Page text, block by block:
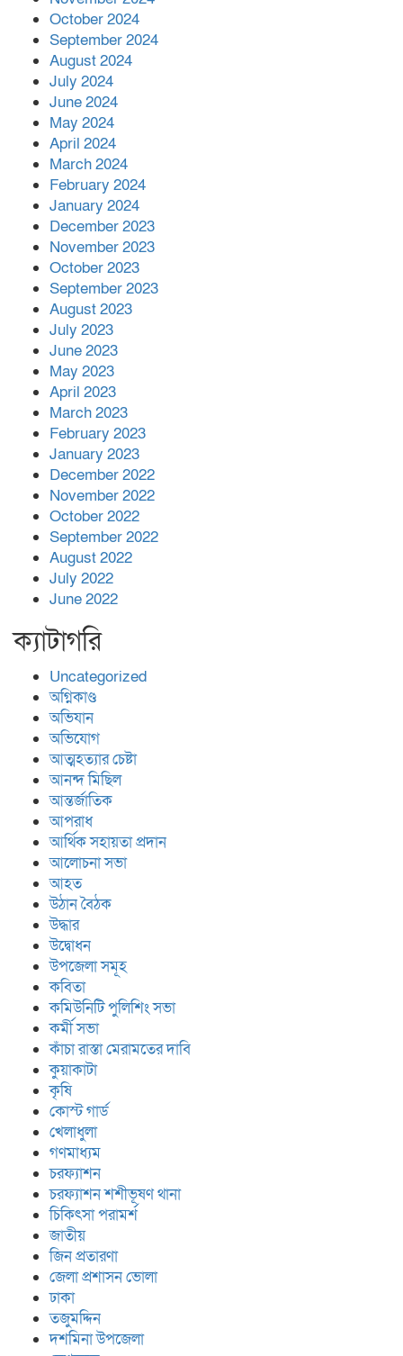
October 2024
September 2024
August 2024
July 2024
June 2024
May 2024
April 2024
March 2024
February 2024
January 2024
December 2023
November 2023
October 2023
September 2023
August 2023
July 2023
June 2023
May 2023
April 2023
March 2023
February 2023
January 2023
December 2022
November 2022
October 2022
September 2022
August 2022
July 2022
June 2022
ক্যাটাগরি
Uncategorized
অগ্নিকাণ্ড
অভিযান
অভিযোগ
আত্মহত্যার চেষ্টা
আনন্দ মিছিল
আন্তর্জাতিক
আপরাধ
আর্থিক সহায়তা প্রদান
আলোচনা সভা
আহত
উঠান বৈঠক
উদ্ধার
উদ্বোধন
উপজেলা সমূহ
কবিতা
কমিউনিটি পুলিশিং সভা
কর্মী সভা
কাঁচা রাস্তা মেরামতের দাবি
কুয়াকাটা
কৃষি
কোস্ট গার্ড
খেলাধুলা
গণমাধ্যম
চরফ্যাশন
চরফ্যাশন শশীভূষণ থানা
চিকিৎসা পরামর্শ
জাতীয়
জিন প্রতারণা
জেলা প্রশাসন ভোলা
ঢাকা
তজুমদ্দিন
দশমিনা উপজেলা